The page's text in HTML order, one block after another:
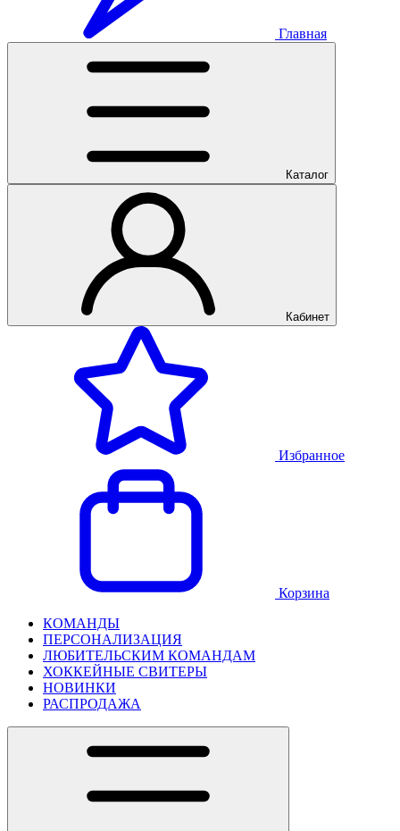
Главная
Каталог
Кабинет
Избранное
Корзина
КОМАНДЫ
ПЕРСОНАЛИЗАЦИЯ
ЛЮБИТЕЛЬСКИМ КОМАНДАМ
ХОККЕЙНЫЕ СВИТЕРЫ
НОВИНКИ
РАСПРОДАЖА